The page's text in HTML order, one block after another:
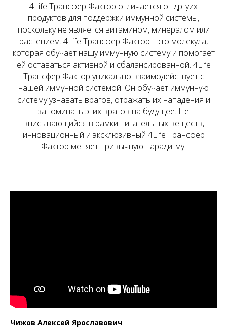
4Life Трансфер Фактор отличается от дргуих
продуктов для поддержки иммунной системы,
поскольку не является витамином, минералом или
растением. 4Life Трансфер Фактор - это молекула,
которая обучает нашу иммунную систему и помогает
ей оставаться активной и сбалансированной. 4Life
Трансфер Фактор уникально взаимодействует с
нашей иммунной системой. Он обучает иммунную
систему узнавать врагов, отражать их нападения и
запоминать этих врагов на будущее. Не
вписывающийся в рамки питательных веществ,
инновационный и эксклюзивный 4Life Трансфер
Фактор меняет привычную парадигму.
Чижов Алексей Ярославович